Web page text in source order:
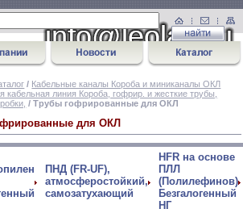
/ Кабельные каналы Короба и миниканалы ОКЛ
кабельная линия Короба, гофрир. и жесткие трубы,
/ Трубы гофрированные для ОКЛ
для ОКЛ
ПНД (FR-UF),
атмосферостойкий,
самозатухающий
HFR на основе
ПЛЛ
(Полилефинов)
Безгалогенный
НГ